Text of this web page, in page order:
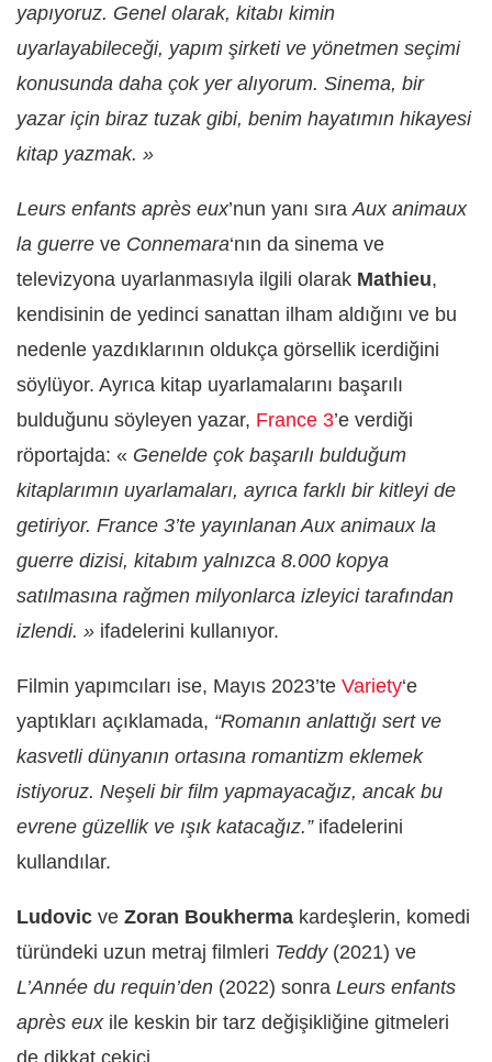
yapıyoruz. Genel olarak, kitabı kimin
uyarlayabileceği, yapım şirketi ve yönetmen seçimi
konusunda daha çok yer alıyorum. Sinema, bir
yazar için biraz tuzak gibi, benim hayatımın hikayesi
kitap yazmak. »
Leurs enfants après eux’nun yanı sıra Aux animaux
la guerre ve Connemara‘nın da sinema ve
televizyona uyarlanmasıyla ilgili olarak Mathieu,
kendisinin de yedinci sanattan ilham aldığını ve bu
nedenle yazdıklarının oldukça görsellik icerdiğini
söylüyor. Ayrıca kitap uyarlamalarını başarılı
bulduğunu söyleyen yazar, France 3’e verdiği
röportajda: « Genelde çok başarılı bulduğum
kitaplarımın uyarlamaları, ayrıca farklı bir kitleyi de
getiriyor. France 3’te yayınlanan Aux animaux la
guerre dizisi, kitabım yalnızca 8.000 kopya
satılmasına rağmen milyonlarca izleyici tarafından
izlendi. » ifadelerini kullanıyor.
Filmin yapımcıları ise, Mayıs 2023’te Variety‘e
yaptıkları açıklamada, “Romanın anlattığı sert ve
kasvetli dünyanın ortasına romantizm eklemek
istiyoruz. Neşeli bir film yapmayacağız, ancak bu
evrene güzellik ve ışık katacağız.”ifadelerini
kullandılar.
Ludovic ve Zoran Boukherma kardeşlerin, komedi
türündeki uzun metraj filmleri Teddy(2021) ve
L’Année du requin’den (2022) sonra Leurs enfants
après euxile keskin bir tarz değişikliğine gitmeleri
de dikkat çekici.